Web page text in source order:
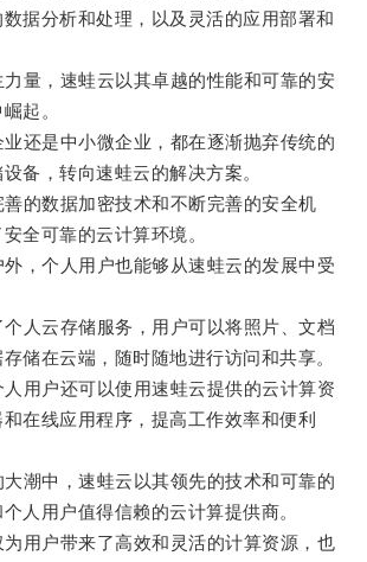
据分析和处理，以及灵活的应用部署和
，速蛙云以其卓越的性能和可靠的安
起。
是中小微企业，都在逐渐抛弃传统的
备，转向速蛙云的解决方案。
数据加密技术和不断完善的安全机
全可靠的云计算环境。
个人用户也能够从速蛙云的发展中受
云存储服务，用户可以将照片、文档
储在云端，随时随地进行访问和共享。
户还可以使用速蛙云提供的云计算资
在线应用程序，提高工作效率和便利
中，速蛙云以其领先的技术和可靠的
人用户值得信赖的云计算提供商。
户带来了高效和灵活的计算资源，也